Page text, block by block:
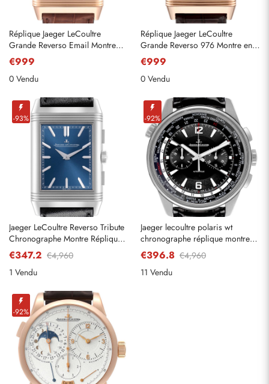
Réplique Jaeger LeCoultre
Grande Reverso Email Montre
273.2.62 pour hommes en or
rose Q3732523
€999
0 Vendu
Réplique Jaeger LeCoultre
Grande Reverso 976 Montre en
or rose 273.2.04 Q3732420
€999
0 Vendu
-93%
Jaeger LeCoultre Reverso Tribute
Chronographe Montre Réplique
pour Homme 216,8. S0
Q389848J
€347.2 €4,960
1 Vendu
-92%
Jaeger lecoultre polaris wt
chronographe réplique montre
844. T.C2. s q905t471
€396.8 €4,960
11 Vendu
-92%